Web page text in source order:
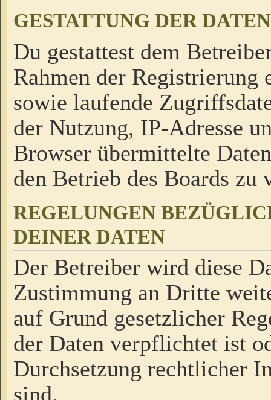
GESTATTUNG DER
Du gestattest dem
Rahmen der Registrierung
sowie laufende
der Nutzung, IP-Adresse
Browser übermittelte
den Betrieb des Boards zu
REGELUNGEN
DEINER DATEN
Der Betreiber wird diese
Zustimmung an Dritte
auf Grund gesetzlicher
der Daten verpflichtet ist
Durchsetzung rechtlicher
sind.